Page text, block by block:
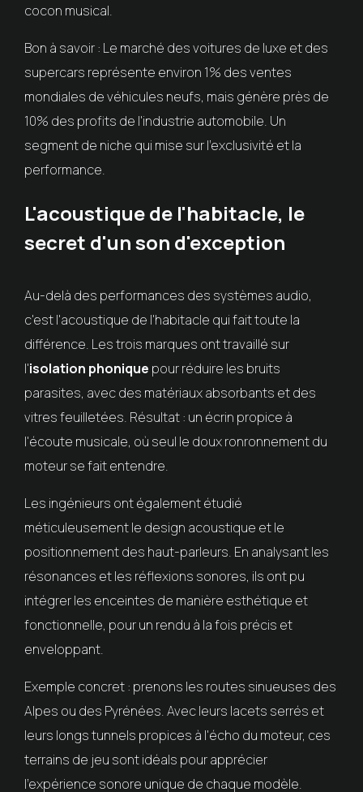
cocon musical.
Bon à savoir : Le marché des voitures de luxe et des
supercars représente environ 1% des ventes
mondiales de véhicules neufs, mais génère près de
10% des profits de l'industrie automobile. Un
segment de niche qui mise sur l'exclusivité et la
performance.
L'acoustique de l'habitacle, le
secret d'un son d'exception
Au-delà des performances des systèmes audio,
c'est l'acoustique de l'habitacle qui fait toute la
différence. Les trois marques ont travaillé sur
l'isolation phonique pour réduire les bruits
parasites, avec des matériaux absorbants et des
vitres feuilletées. Résultat : un écrin propice à
l'écoute musicale, où seul le doux ronronnement du
moteur se fait entendre.
Les ingénieurs ont également étudié
méticuleusement le design acoustique et le
positionnement des haut-parleurs. En analysant les
résonances et les réflexions sonores, ils ont pu
intégrer les enceintes de manière esthétique et
fonctionnelle, pour un rendu à la fois précis et
enveloppant.
Exemple concret : prenons les routes sinueuses des
Alpes ou des Pyrénées. Avec leurs lacets serrés et
leurs longs tunnels propices à l'écho du moteur, ces
terrains de jeu sont idéals pour apprécier
l'expérience sonore unique de chaque modèle.